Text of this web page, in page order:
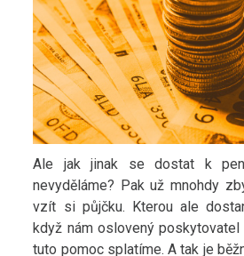
Ale jak jinak se dostat k
nevyděláme? Pak už mnohdy
vzít si půjčku. Kterou ale
když nám oslovený poskytovatel
tuto pomoc splatíme. A tak je